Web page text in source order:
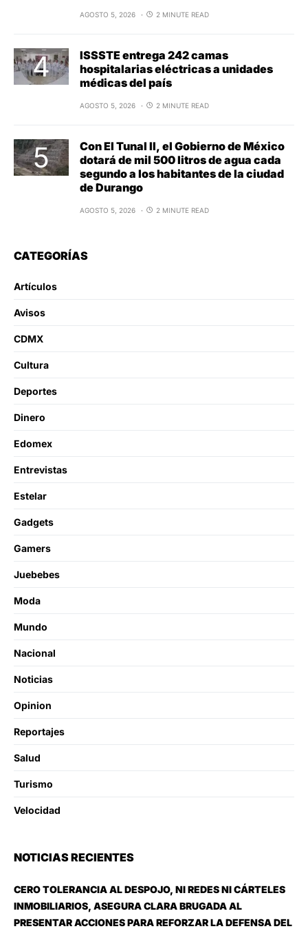
AGOSTO 5, 2026 2 MINUTE READ
ISSSTE entrega 242 camas
hospitalarias eléctricas a unidades
médicas del país
AGOSTO 5, 2026 2 MINUTE READ
Con El Tunal II, el Gobierno de México
dotará de mil 500 litros de agua cada
segundo a los habitantes de la ciudad
de Durango
AGOSTO 5, 2026 2 MINUTE READ
CATEGORÍAS
Artículos
Avisos
CDMX
Cultura
Deportes
Dinero
Edomex
Entrevistas
Estelar
Gadgets
Gamers
Juebebes
Moda
Mundo
Nacional
Noticias
Opinion
Reportajes
Salud
Turismo
Velocidad
NOTICIAS RECIENTES
CERO TOLERANCIA AL DESPOJO, NI REDES NI CÁRTELES
INMOBILIARIOS, ASEGURA CLARA BRUGADA AL
PRESENTAR ACCIONES PARA REFORZAR LA DEFENSA DEL